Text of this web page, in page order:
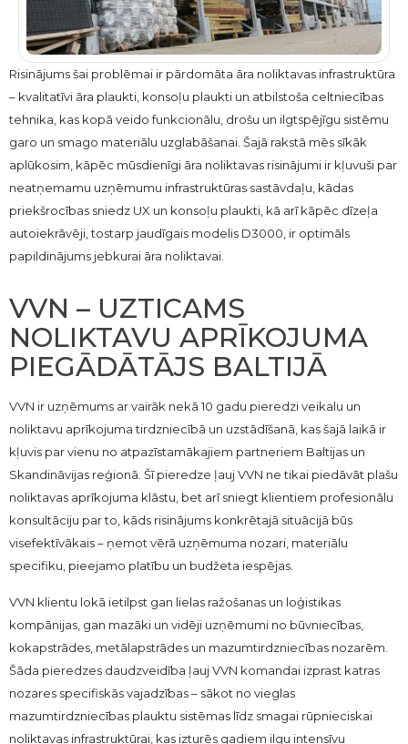
Risinājums šai problēmai ir pārdomāta āra noliktavas infrastruktūra
– kvalitatīvi āra plaukti, konsoļu plaukti un atbilstoša celtniecības
tehnika, kas kopā veido funkcionālu, drošu un ilgtspējīgu sistēmu
garo un smago materiālu uzglabāšanai. Šajā rakstā mēs sīkāk
aplūkosim, kāpēc mūsdienīgi āra noliktavas risinājumi ir kļuvuši par
neatņemamu uzņēmumu infrastruktūras sastāvdaļu, kādas
priekšrocības sniedz UX un konsoļu plaukti, kā arī kāpēc dīzeļa
autoiekrāvēji, tostarp jaudīgais modelis D3000, ir optimāls
papildinājums jebkurai āra noliktavai.
VVN – UZTICAMS
NOLIKTAVU APRĪKOJUMA
PIEGĀDĀTĀJS BALTIJĀ
VVN ir uzņēmums ar vairāk nekā 10 gadu pieredzi veikalu un
noliktavu aprīkojuma tirdzniecībā un uzstādīšanā, kas šajā laikā ir
kļuvis par vienu no atpazīstamākajiem partneriem Baltijas un
Skandināvijas reģionā. Šī pieredze ļauj VVN ne tikai piedāvāt plašu
noliktavas aprīkojuma klāstu, bet arī sniegt klientiem profesionālu
konsultāciju par to, kāds risinājums konkrētajā situācijā būs
visefektīvākais – ņemot vērā uzņēmuma nozari, materiālu
specifiku, pieejamo platību un budžeta iespējas.
VVN klientu lokā ietilpst gan lielas ražošanas un loģistikas
kompānijas, gan mazāki un vidēji uzņēmumi no būvniecības,
kokapstrādes, metālapstrādes un mazumtirdzniecības nozarēm.
Šāda pieredzes daudzveidība ļauj VVN komandai izprast katras
nozares specifiskās vajadzības – sākot no vieglas
mazumtirdzniecības plauktu sistēmas līdz smagai rūpnieciskai
noliktavas infrastruktūrai, kas izturēs gadiem ilgu intensīvu